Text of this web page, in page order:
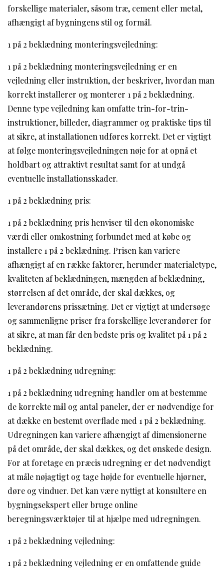
forskellige materialer, såsom træ, cement eller metal,
afhængigt af bygningens stil og formål.
1 på 2 beklædning monteringsvejledning:
1 på 2 beklædning monteringsvejledning er en
vejledning eller instruktion, der beskriver, hvordan man
korrekt installerer og monterer 1 på 2 beklædning.
Denne type vejledning kan omfatte trin-for-trin-
instruktioner, billeder, diagrammer og praktiske tips til
at sikre, at installationen udføres korrekt. Det er vigtigt
at følge monteringsvejledningen nøje for at opnå et
holdbart og attraktivt resultat samt for at undgå
eventuelle installationsskader.
1 på 2 beklædning pris:
1 på 2 beklædning pris henviser til den økonomiske
værdi eller omkostning forbundet med at købe og
installere 1 på 2 beklædning. Prisen kan variere
afhængigt af en række faktorer, herunder materialetype,
kvaliteten af ​​beklædningen, mængden af ​​beklædning,
størrelsen af det område, der skal dækkes, og
leverandørens prissætning. Det er vigtigt at undersøge
og sammenligne priser fra forskellige leverandører for
at sikre, at man får den bedste pris og kvalitet på 1 på 2
beklædning.
1 på 2 beklædning udregning:
1 på 2 beklædning udregning handler om at bestemme
de korrekte mål og antal paneler, der er nødvendige for
at dække en bestemt overflade med 1 på 2 beklædning.
Udregningen kan variere afhængigt af dimensionerne
på det område, der skal dækkes, og det ønskede design.
For at foretage en præcis udregning er det nødvendigt
at måle nøjagtigt og tage højde for eventuelle hjørner,
døre og vinduer. Det kan være nyttigt at konsultere en
bygningsekspert eller bruge online
beregningsværktøjer til at hjælpe med udregningen.
1 på 2 beklædning vejledning:
1 på 2 beklædning vejledning er en omfattende guide